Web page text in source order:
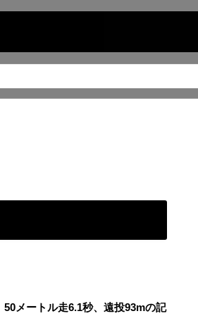
メートル走6.1秒、遠投93mの記